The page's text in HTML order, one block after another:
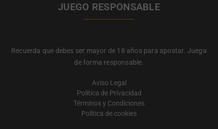
JUEGO RESPONSABLE
Recuerda que debes ser mayor de 18 años para apostar. Juega
de forma responsable.
Aviso Legal
Política de Privacidad
Términos y Condiciones
Política de cookies